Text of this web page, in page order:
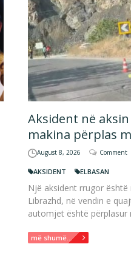
Aksident në
makina përplas
August 8, 2026 Comment
AKSIDENT ELBASAN
Një aksident rrugor
Librazhd, në vendin e
automjet është
më shumë...